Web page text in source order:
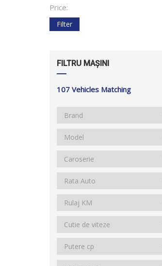
Price:
Filter
FILTRU MAȘINI
107 Vehicles Matching